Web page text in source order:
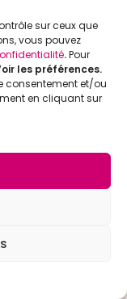
sur ceux que
vous pouvez
.Pour
les préférences.
consentement et/ou
en cliquant sur